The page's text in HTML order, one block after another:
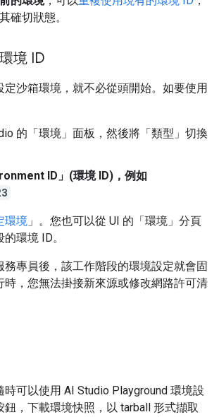
確切狀態。
境 ID
定沙箱環境，就不必從頭開始。如要使用
的「環境」面板，然後將「類型」 切換
ID」(環境 ID)，例如
環境 」。您也可以從 UI 的「環境」分頁
環境 ID。
務專員後，該工作階段的環境設定就會固
時，您無法掛接新來源或修改網路許可清
可以使用 AI Studio Playground 環境設
鈕，下載環境快照，以 tarball 形式擷取